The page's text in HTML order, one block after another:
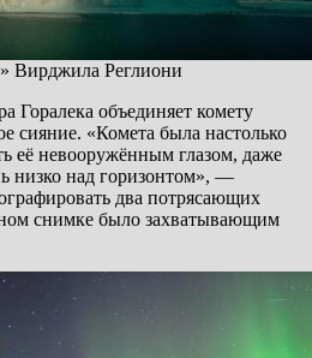
Вирджила Реглиони
Горалека объединяет комету
сияние. «Комета была настолько
её невооружённым глазом, даже
низко над горизонтом», —
два потрясающих
снимке было захватывающим